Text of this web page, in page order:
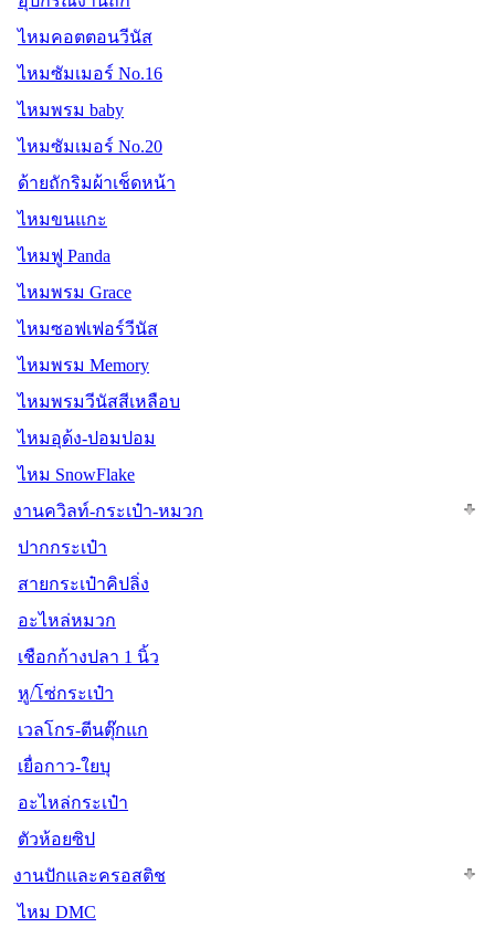
ไหมคอตตอนวีนัส
ไหมซัมเมอร์ No.16
ไหมพรม baby
ไหมซัมเมอร์ No.20
ด้ายถักริมผ้าเช็ดหน้า
ไหมขนแกะ
ไหมฟู Panda
ไหมพรม Grace
ไหมซอฟเฟอร์วีนัส
ไหมพรม Memory
ไหมพรมวีนัสสีเหลือบ
ไหมอุด้ง-ปอมปอม
ไหม SnowFlake
งานควิลท์-กระเป๋า-หมวก
ปากกระเป๋า
สายกระเป๋าคิปลิ่ง
อะไหล่หมวก
เชือกก้างปลา 1 นิ้ว
หู/โซ่กระเป๋า
เวลโกร-ตีนตุ๊กแก
เยื่อกาว-ใยบุ
อะไหล่กระเป๋า
ตัวห้อยซิป
งานปักและครอสติช
ไหม DMC